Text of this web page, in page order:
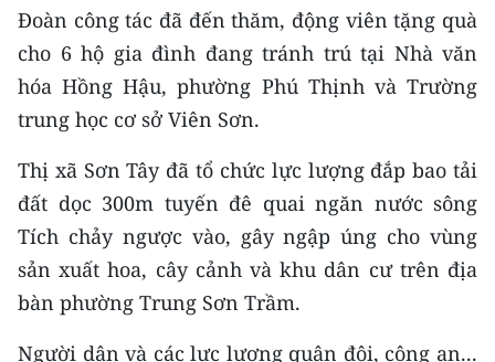
CHUYÊN ĐỀ
CÁC CHUYÊN TRANG
VỀ BÁO NHÂN DÂN
THỜI NAY
NHÂN DÂN CUỐI TUẦN
Đoàn công tác đã đến thăm, động viên tặng quà
cho 6 hộ gia đình đang tránh trú tại Nhà văn
hóa Hồng Hậu, phường Phú Thịnh và Trường
trung học cơ sở Viên Sơn.
Thị xã Sơn Tây đã tổ chức lực lượng đắp bao tải
đất dọc 300m tuyến đê quai ngăn nước sông
Tích chảy ngược vào, gây ngập úng cho vùng
sản xuất hoa, cây cảnh và khu dân cư trên địa
bàn phường Trung Sơn Trầm.
Người dân và các lực lượng quân đội, công an...